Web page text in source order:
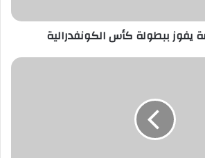
يفوز ببطولة كأس الكونفدرالية